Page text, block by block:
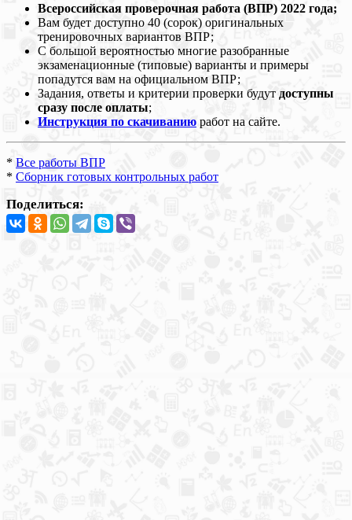
Всероссийская проверочная работа (ВПР) 2022 года;
Вам будет доступно 40 (сорок) оригинальных
тренировочных вариантов ВПР;
С большой вероятностью многие разобранные
экзаменационные (типовые) варианты и примеры
попадутся вам на официальном ВПР;
Задания, ответы и критерии проверки будут доступны
сразу после оплаты;
Инструкция по скачиванию работ на сайте.
* Все работы ВПР
* Сборник готовых контрольных работ
Поделиться: